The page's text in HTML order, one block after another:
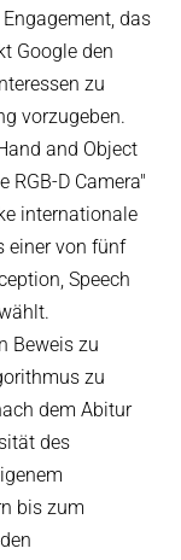
das
Google den
zu
vorzugeben.
and Object
RGB-D Camera"
internationale
einer von fünf
Speech
Beweis zu
zu
dem Abitur
des
bis zum